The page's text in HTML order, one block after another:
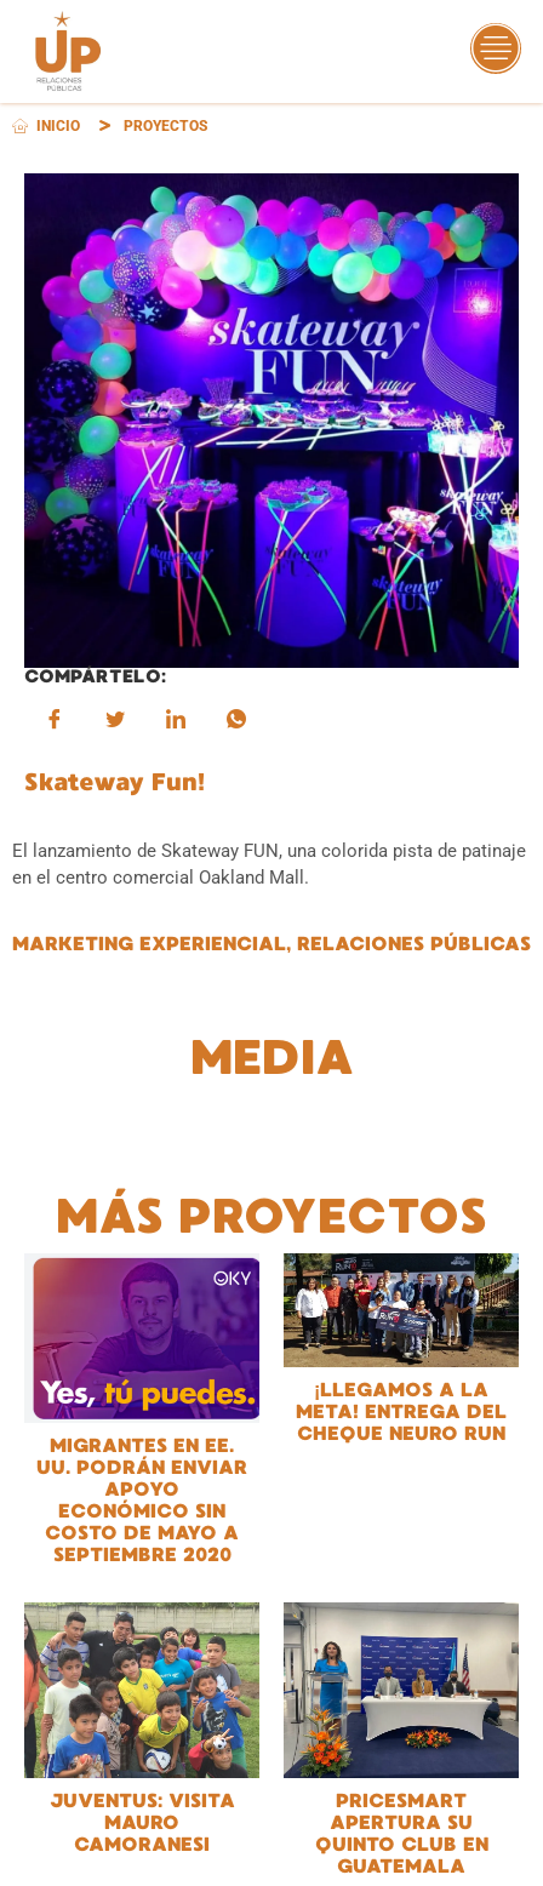
INICIO PROYECTOS
COMPÁRTELO:
Skateway Fun!
El lanzamiento de Skateway FUN, una colorida pista de patinaje
en el centro comercial Oakland Mall.
MARKETING EXPERIENCIAL, RELACIONES PÚBLICAS
MEDIA
MÁS PROYECTOS
MIGRANTES EN EE.
UU. PODRÁN ENVIAR
APOYO
ECONÓMICO SIN
COSTO DE MAYO A
SEPTIEMBRE 2020
¡LLEGAMOS A LA
META! ENTREGA DEL
CHEQUE NEURO RUN
JUVENTUS: VISITA
MAURO
CAMORANESI
PRICESMART
APERTURA SU
QUINTO CLUB EN
GUATEMALA